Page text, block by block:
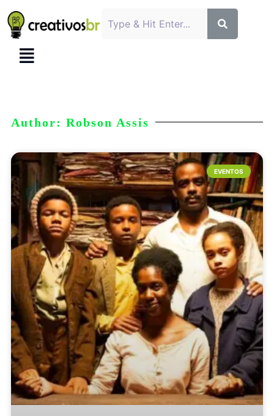
Author: Robson Assis
EVENTOS